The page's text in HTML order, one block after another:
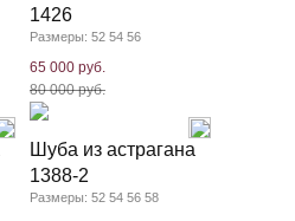
1426
Размеры: 52 54 56
65 000 руб.
80 000 руб.
Шуба из астрагана
1388-2
Размеры: 52 54 56 58